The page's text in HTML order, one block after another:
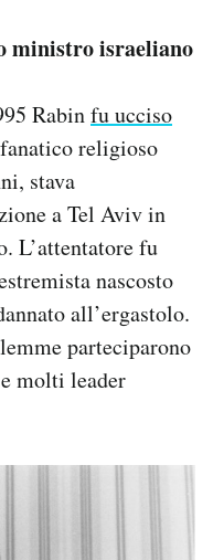
ministro israeliano
Rabinfu ucciso
religioso
stava
a Tel Aviv in
L’attentatore fu
nascosto
all’ergastolo.
parteciparono
molti leader